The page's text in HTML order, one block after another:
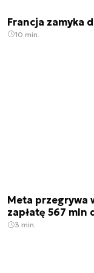
Francja zamyka
10 min.
Meta przegrywa
zapłatę 567 mln
3 min.